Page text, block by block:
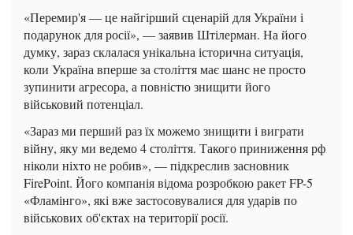
«Перемир'я — це найгірший сценарій для України і
подарунок для росії», — заявив Штілерман. На його
думку, зараз склалася унікальна історична ситуація,
коли Україна вперше за століття має шанс не просто
зупинити агресора, а повністю знищити його
військовий потенціал.
«Зараз ми перший раз їх можемо знищити і виграти
війну, яку ми ведемо 4 століття. Такого приниження рф
ніколи ніхто не робив», — підкреслив засновник
FirePoint. Його компанія відома розробкою ракет FP-5
«Фламінго», які вже застосовувалися для ударів по
військових об'єктах на території росії.